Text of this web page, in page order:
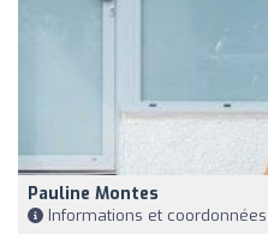
Pauline Montes
Informations et coordonnées